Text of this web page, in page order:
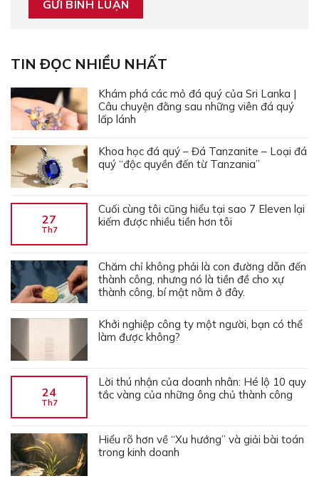
TIN ĐỌC NHIỀU NHẤT
Khám phá các mỏ đá quý của Sri Lanka |
Câu chuyện đằng sau những viên đá quý
lấp lánh
Khoa học đá quý – Đá Tanzanite – Loại đá
quý “độc quyền đến từ Tanzania”
27
Th7
Cuối cùng tôi cũng hiểu tại sao 7 Eleven lại
kiếm được nhiều tiền hơn tôi
Chăm chỉ không phải là con đường dẫn đến
thành công, nhưng nó là tiền đề cho xự
thành công, bí mật nằm ở đây.
Khởi nghiệp công ty một người, bạn có thể
làm được không?
24
Th7
Lời thú nhận của doanh nhân: Hé lộ 10 quy
tắc vàng của những ông chủ thành công
Hiểu rõ hơn về “Xu hướng” và giải bài toán
trong kinh doanh